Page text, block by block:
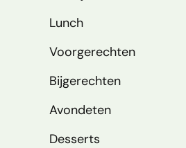
Lunch
Voorgerechten
Bijgerechten
Avondeten
Desserts